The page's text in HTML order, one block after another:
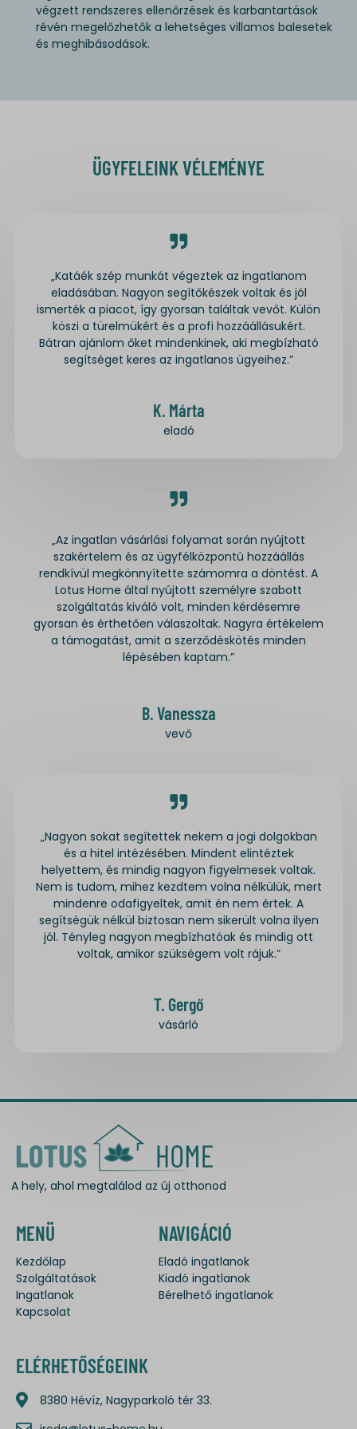
végzett rendszeres ellenőrzések és karbantartások
révén megelőzhetők a lehetséges villamos balesetek
és meghibásodások.
ÜGYFELEINK VÉLEMÉNYE
„Katáék szép munkát végeztek az ingatlanom
eladásában. Nagyon segítőkészek voltak és jól
ismerték a piacot, így gyorsan találtak vevőt. Külön
köszi a türelmükért és a profi hozzáállásukért.
Bátran ajánlom őket mindenkinek, aki megbízható
segítséget keres az ingatlanos ügyeihez.”
K. Márta
eladó
„Az ingatlan vásárlási folyamat során nyújtott
szakértelem és az ügyfélközpontú hozzáállás
rendkívül megkönnyítette számomra a döntést. A
Lotus Home által nyújtott személyre szabott
szolgáltatás kiváló volt, minden kérdésemre
gyorsan és érthetően válaszoltak. Nagyra értékelem
a támogatást, amit a szerződéskötés minden
lépésében kaptam.”
B. Vanessza
vevő
„Nagyon sokat segítettek nekem a jogi dolgokban
és a hitel intézésében. Mindent elintéztek
helyettem, és mindig nagyon figyelmesek voltak.
Nem is tudom, mihez kezdtem volna nélkülük, mert
mindenre odafigyeltek, amit én nem értek. A
segítségük nélkül biztosan nem sikerült volna ilyen
jól. Tényleg nagyon megbízhatóak és mindig ott
voltak, amikor szükségem volt rájuk.”
T. Gergő
vásárló
A hely, ahol megtalálod az új otthonod
MENÜ
Kezdőlap
Szolgáltatások
Ingatlanok
Kapcsolat
NAVIGÁCIÓ
Eladó ingatlanok
Kiadó ingatlanok
Bérelhető ingatlanok
ELÉRHETŐSÉGEINK
8380 Hévíz, Nagyparkoló tér 33.
wp-settings-*
wp-settings-time-*
_ga_*
Média
Ezek a sütik és szolgáltatások szükségesek egyes média elemek
megjelenítéséhez, például beágyazott videók, térképek, közösségi
média posztok, stb.
fonts.googleapis.com
Ez a kategória minden olyan sütit, domaint és szolgáltatást
static.xx.fbcdn.net